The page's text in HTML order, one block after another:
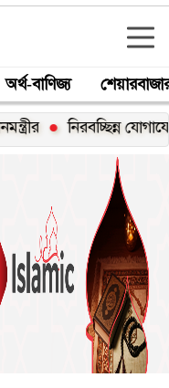
অর্থ-বাণিজ্য
নিরবচ্ছিন্ন যোগাযোগ ও